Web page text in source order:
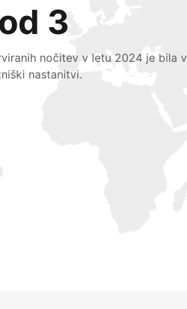
3
nočitev v letu 2024 je bila v
nastanitvi.